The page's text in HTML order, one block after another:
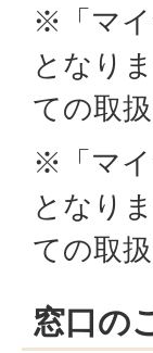
※「マイ
となり
ての取
※「マイ
となり
ての取
窓口の